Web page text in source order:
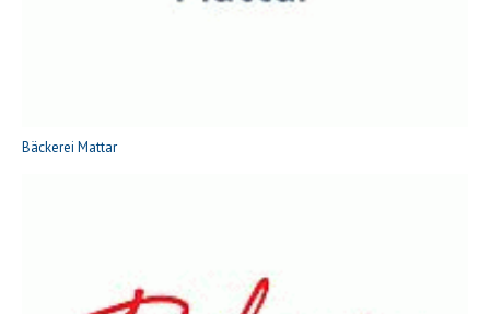
Bäckerei Mattar